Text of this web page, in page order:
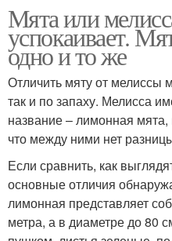
Мята или
успокаивает.
одно и то же
Отличить мяту от мелиссы
так и по запаху. Мелисса
название – лимонная
что между ними нет
Если сравнить, как
основные отличия
лимонная представляет
метра, а в диаметре до 80